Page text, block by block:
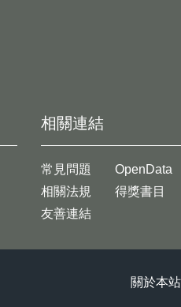
相關連結
常見問題
相關法規
友善連結
OpenData
得獎書目
關於本站